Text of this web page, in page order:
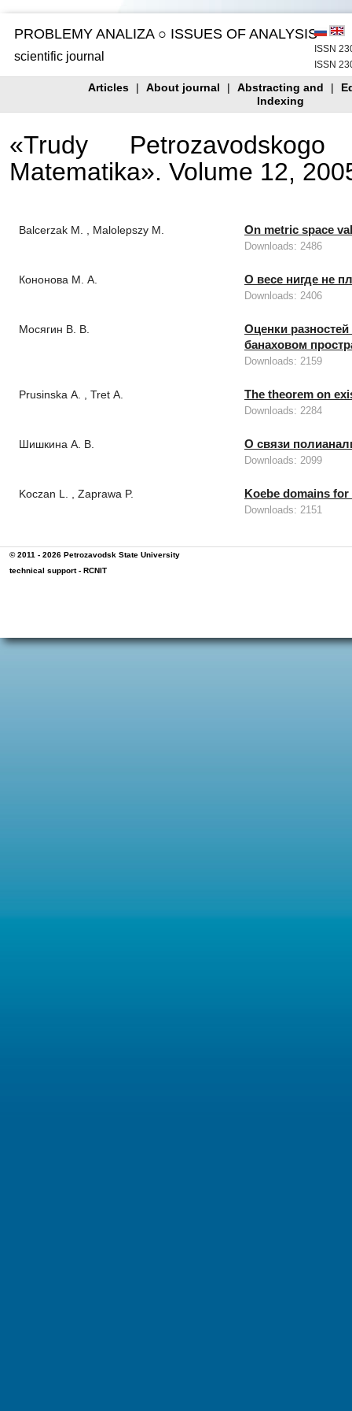
PROBLEMY ANALIZA ○ ISSUES OF ANALYSIS
scientific journal
ISSN
ISSN
Articles | About journal |
Abstracting and
Indexing
|
«Trudy Petrozavodskogo
Matematika». Volume 12,
Balcerzak М. , Malolepszy М. On metric space
Downloads: 2486
Кононова М. А. О весе нигде не
Downloads: 2406
Мосягин В. В.
Оценки
банаховом
Downloads: 2159
Prusinska А. , Tret А. The theorem on
Downloads: 2284
Шишкина А. В. О связи
Downloads: 2099
Koczan L. , Zaprawa P. Koebe domains
Downloads: 2151
© 2011 - 2026 Petrozavodsk State University
technical support - RCNIT